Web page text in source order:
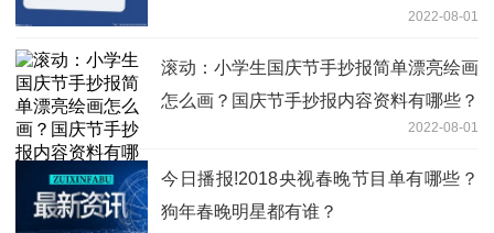
2022-08-01
滚动：小学生国庆节手抄报简单漂亮绘画
怎么画？国庆节手抄报内容资料有哪些？
2022-08-01
今日播报!2018央视春晚节目单有哪些？
狗年春晚明星都有谁？